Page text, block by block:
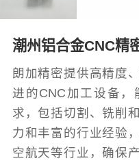
潮州铝合金CNC精
朗加精密提供高精度
进的CNC加工设备
求，包括切割、铣削
力和丰富的行业经验
空航天等行业，确保